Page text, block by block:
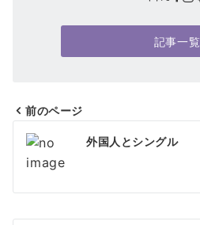
記事一覧
投
稿
ビ
前のページ
外国人とシングル